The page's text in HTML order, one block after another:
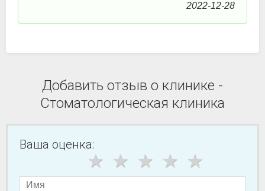
2022-12-28
Добавить отзыв о клинике -
Стоматологическая клиника
Ваша оценка: